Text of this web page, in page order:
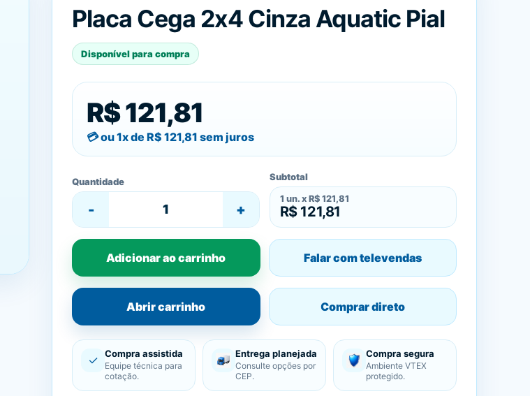
Placa Cega 2x4 Cinza Aquatic Pial
Disponível para compra
R$ 121,81
ou 1x de R$ 121,81 sem juros
Quantidade
- +
Subtotal
1 un. x R$ 121,81
R$ 121,81
Adicionar ao carrinho Falar com televendas
Abrir carrinho Comprar direto
✓ Compra assistida
Equipe técnica para
cotação.
Entrega planejada
Consulte opções por
CEP.
Compra segura
Ambiente VTEX
protegido.